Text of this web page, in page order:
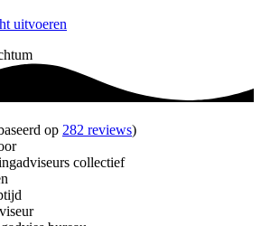
uitvoeren
op 282 reviews)